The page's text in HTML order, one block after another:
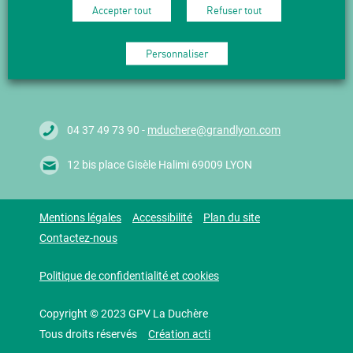
Suivez l'actualité en vous abonnant
à nos Newsletters.
M'abonner
04 37 49 73 90 - mduchere@grandlyon.com
12 bis place Gisèle Halimi 69009 LYON
Mentions légales Accessibilité
Plan du site
Contactez-nous
Politique de confidentialité et cookies
Copyright © 2023 GPV La Duchère
Tous droits réservés
Création acti
Accepter tout Refuser tout
Personnaliser